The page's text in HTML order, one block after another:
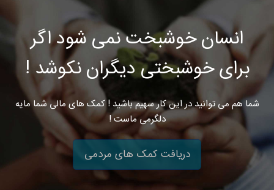
انسان خوشبخت نمی شود اگر
برای خوشبختی دیگران نکوشد !
شما هم می توانید در این کار سهیم باشید ! کمک های مالی شما مایه
دلگرمی ماست !
دریافت کمک های مردمی